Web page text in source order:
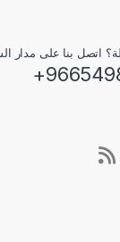
اتصل بنا على مدار